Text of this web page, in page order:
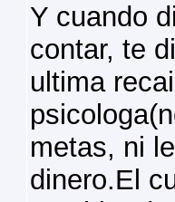
Y cuando
contar, te
ultima
metas, ni
dinero.El